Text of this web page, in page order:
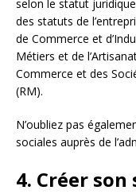
selon le statut
des statuts de
de Commerce et
Métiers et de
Commerce et des
(RM).
N’oubliez pas
sociales auprès de
4. Créer